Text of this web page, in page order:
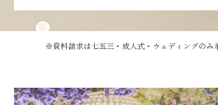
※資料請求は七五三・成人式・ウェディングのみ